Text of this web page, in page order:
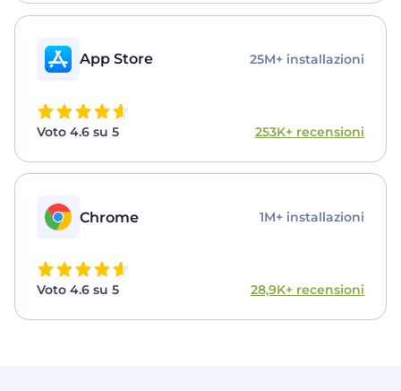
App Store 25M+ installazioni
Voto 4.6 su 5 253K+ recensioni
Chrome 1M+ installazioni
Voto 4.6 su 5 28,9K+ recensioni